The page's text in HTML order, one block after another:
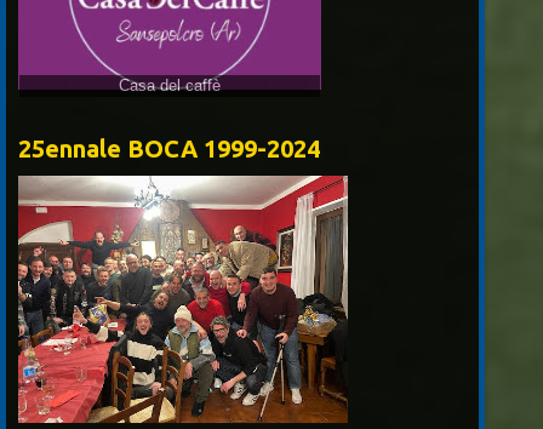
25ennale BOCA 1999-2024